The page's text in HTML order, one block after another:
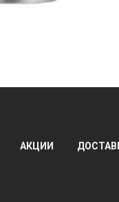
АКЦИИ